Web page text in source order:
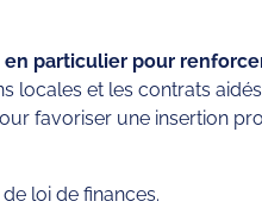
en particulier pour
locales et les contrats
favoriser une insertion
loi de finances.